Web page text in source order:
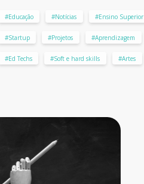
#Educação #Notícias #Ensino Superior
#Startup #Projetos #Aprendizagem
#Ed Techs #Soft e hard skills #Artes